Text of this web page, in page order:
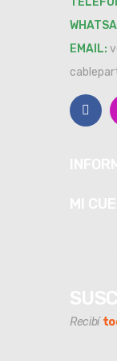
EMAIL:
Recibí